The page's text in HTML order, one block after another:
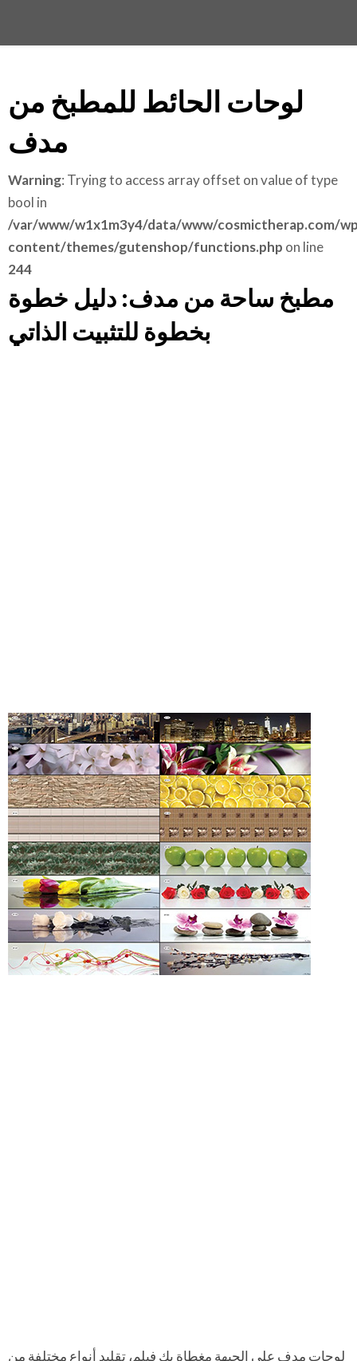
لوحات الحائط للمطبخ من
مدف
Warning: Trying to access array offset on value of type
bool in
/var/www/w1x1m3y4/data/www/cosmictherap.com/
content/themes/gutenshop/functions.php on line
244
مطبخ ساحة من مدف: دليل خطوة
بخطوة للتثبيت الذاتي
لوحات مدف على الجبهة مغطاة بك فيلم، تقليد أنواع مختلفة من